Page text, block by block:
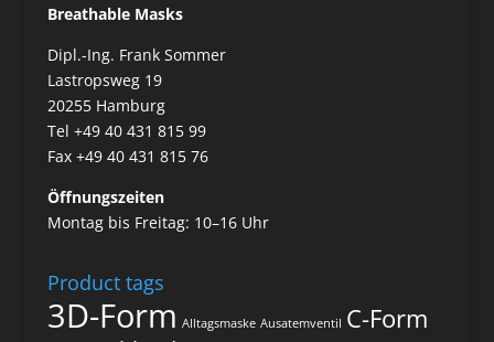
Breathable Masks
Dipl.-Ing. Frank Sommer
Lastropsweg 19
20255 Hamburg
Tel +49 40 431 815 99
Fax +49 40 431 815 76
Öffnungszeiten
Montag bis Freitag: 10–16 Uhr
Product tags
3D-Form Alltagsmaske Ausatemventil C-Form